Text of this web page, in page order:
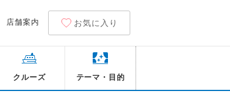
店舗案内 お気に入り
クルーズ テーマ・目的